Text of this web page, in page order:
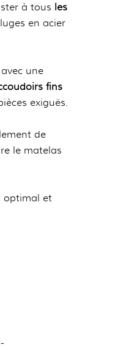
à tous les
en acier
une
fins
exiguës.
de
le matelas
optimal et